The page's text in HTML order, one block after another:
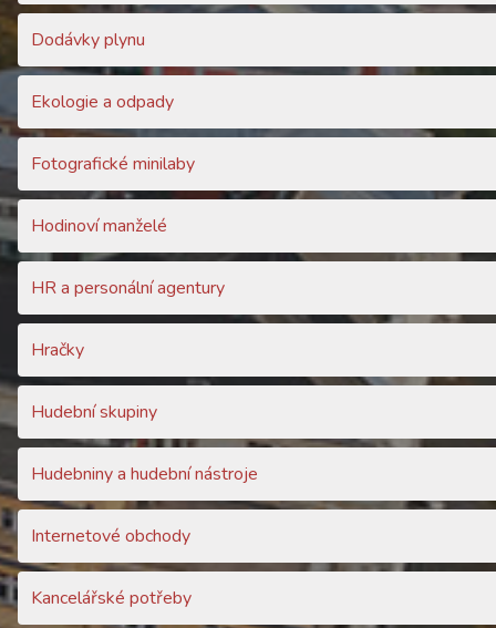
Dodávky plynu
Ekologie a odpady
Fotografické minilaby
Hodinoví manželé
HR a personální agentury
Hračky
Hudební skupiny
Hudebniny a hudební nástroje
Internetové obchody
Kancelářské potřeby